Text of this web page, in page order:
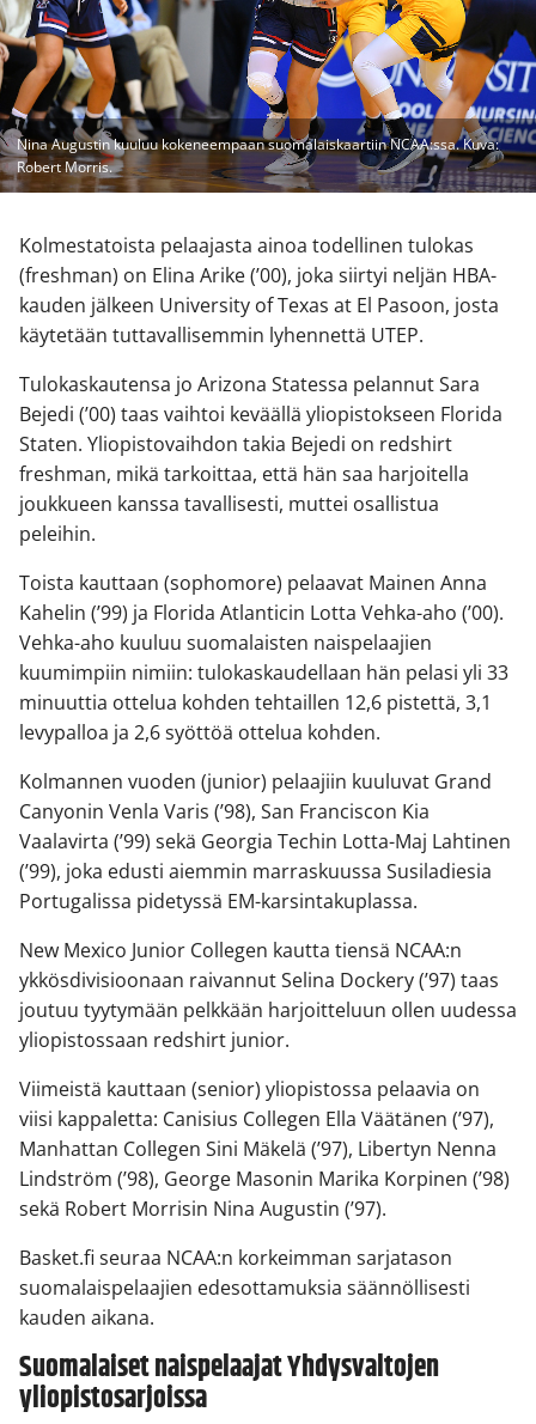
Nina Augustin kuuluu kokeneempaan suomalaiskaartiin NCAA:ssa. Kuva:
Robert Morris.
Kolmestatoista pelaajasta ainoa todellinen tulokas
(freshman) on Elina Arike (’00), joka siirtyi neljän HBA-
kauden jälkeen University of Texas at El Pasoon, josta
käytetään tuttavallisemmin lyhennettä UTEP.
Tulokaskautensa jo Arizona Statessa pelannut Sara
Bejedi (’00) taas vaihtoi keväällä yliopistokseen Florida
Staten. Yliopistovaihdon takia Bejedi on redshirt
freshman, mikä tarkoittaa, että hän saa harjoitella
joukkueen kanssa tavallisesti, muttei osallistua
peleihin.
Toista kauttaan (sophomore) pelaavat Mainen Anna
Kahelin (’99) ja Florida Atlanticin Lotta Vehka-aho (’00).
Vehka-aho kuuluu suomalaisten naispelaajien
kuumimpiin nimiin: tulokaskaudellaan hän pelasi yli 33
minuuttia ottelua kohden tehtaillen 12,6 pistettä, 3,1
levypalloa ja 2,6 syöttöä ottelua kohden.
Kolmannen vuoden (junior) pelaajiin kuuluvat Grand
Canyonin Venla Varis (’98), San Franciscon Kia
Vaalavirta (’99) sekä Georgia Techin Lotta-Maj Lahtinen
(’99), joka edusti aiemmin marraskuussa Susiladiesia
Portugalissa pidetyssä EM-karsintakuplassa.
New Mexico Junior Collegen kautta tiensä NCAA:n
ykkösdivisioonaan raivannut Selina Dockery (’97) taas
joutuu tyytymään pelkkään harjoitteluun ollen uudessa
yliopistossaan redshirt junior.
Viimeistä kauttaan (senior) yliopistossa pelaavia on
viisi kappaletta: Canisius Collegen Ella Väätänen (’97),
Manhattan Collegen Sini Mäkelä (’97), Libertyn Nenna
Lindström (’98), George Masonin Marika Korpinen (’98)
sekä Robert Morrisin Nina Augustin (’97).
Basket.fi seuraa NCAA:n korkeimman sarjatason
suomalaispelaajien edesottamuksia säännöllisesti
kauden aikana.
Suomalaiset naispelaajat Yhdysvaltojen
yliopistosarjoissa